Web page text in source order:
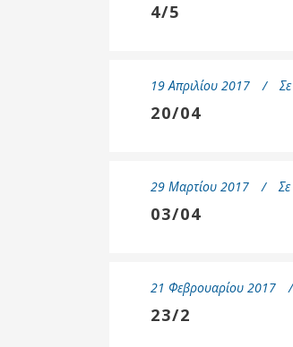
4/5
19 Απριλίου 2017 Σε
20/04
29 Μαρτίου 2017 Σε
03/04
21 Φεβρουαρίου 2017
23/2